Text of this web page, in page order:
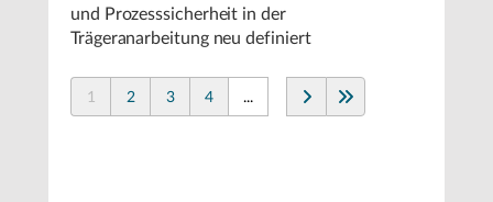
und Prozesssicherheit in der
Trägeranarbeitung neu definiert
1 2 3 4 ...